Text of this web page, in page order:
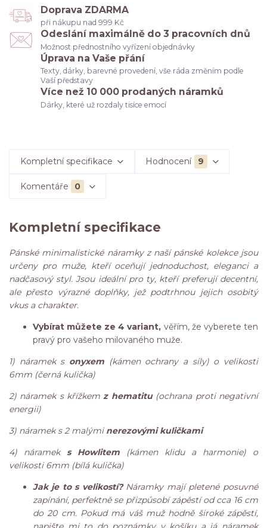
Doprava ZDARMA
při nákupu nad 999 Kč
Odeslání maximálně do 3 pracovních dnů
Možnost přednostního vyřízení objednávky
Úprava na Vaše přání
Texty, dárky, barevné provedení, vše ráda změním podle
Vaší představy
Více než 10 000 prodaných náramků
Dárky, které už rozdaly tisíce emocí
Kompletní specifikace Hodnocení 9
Komentáře 0
Kompletní specifikace
Pánské minimalistické náramky z naší pánské kolekce jsou
určeny pro muže, kteří oceňují jednoduchost, eleganci a
nadčasový styl. Jsou ideální pro ty, kteří preferují decentní,
ale přesto výrazné doplňky, jež podtrhnou jejich osobitý
vkus a charakter.
Vybírat můžete ze 4 variant, věřím, že vyberete ten
pravý pro vašeho milovaného muže.
1) náramek s onyxem(kámen ochrany a síly) o velikosti
6mm (černá kulička)
2) náramek s křížkem z hematitu(ochrana proti negativní
energii)
3) náramek s 2 malými nerezovými kuličkami
4) náramek s Howlitem(kámen klidu a harmonie) o
velikosti 6mm (bílá kulička)
Jak je to s velikostí? Náramky mají pletené posuvné
zapínání, perfektně se přizpůsobí zápěstí od cca 16 cm
do 20 cm. Pokud má váš muž hodně široké zápěstí,